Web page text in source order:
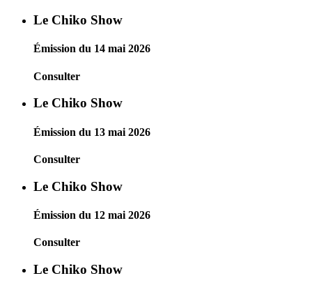
Le Chiko Show
Émission du 14 mai 2026
Consulter
Le Chiko Show
Émission du 13 mai 2026
Consulter
Le Chiko Show
Émission du 12 mai 2026
Consulter
Le Chiko Show